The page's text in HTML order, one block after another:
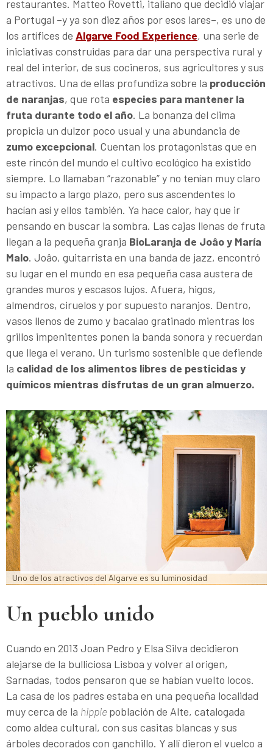
restaurantes. Matteo Rovetti, italiano que decidió viajar
a Portugal –y ya son diez años por esos lares–, es uno de
los artífices de Algarve Food Experience, una serie de
iniciativas construidas para dar una perspectiva rural y
real del interior, de sus cocineros, sus agricultores y sus
atractivos. Una de ellas profundiza sobre la producción
de naranjas, que rota especies para mantener la
fruta durante todo el año. La bonanza del clima
propicia un dulzor poco usual y una abundancia de
zumo excepcional. Cuentan los protagonistas que en
este rincón del mundo el cultivo ecológico ha existido
siempre. Lo llamaban “razonable” y no tenían muy claro
su impacto a largo plazo, pero sus ascendentes lo
hacían así y ellos también. Ya hace calor, hay que ir
pensando en buscar la sombra. Las cajas llenas de fruta
llegan a la pequeña granja BioLaranja de Joâo y María
Malo. Joâo, guitarrista en una banda de jazz, encontró
su lugar en el mundo en esa pequeña casa austera de
grandes muros y escasos lujos. Afuera, higos,
almendros, ciruelos y por supuesto naranjos. Dentro,
vasos llenos de zumo y bacalao gratinado mientras los
grillos impenitentes ponen la banda sonora y recuerdan
que llega el verano. Un turismo sostenible que defiende
la calidad de los alimentos libres de pesticidas y
químicos mientras disfrutas de un gran almuerzo.
Uno de los atractivos del Algarve es su luminosidad
Un pueblo unido
Cuando en 2013 Joan Pedro y Elsa Silva decidieron
alejarse de la bulliciosa Lisboa y volver al origen,
Sarnadas, todos pensaron que se habían vuelto locos.
La casa de los padres estaba en una pequeña localidad
muy cerca de la hippiepoblación de Alte, catalogada
como aldea cultural, con sus casitas blancas y sus
árboles decorados con ganchillo. Y allí dieron el vuelco a